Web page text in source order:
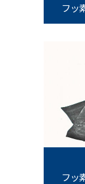
フッ
フッ